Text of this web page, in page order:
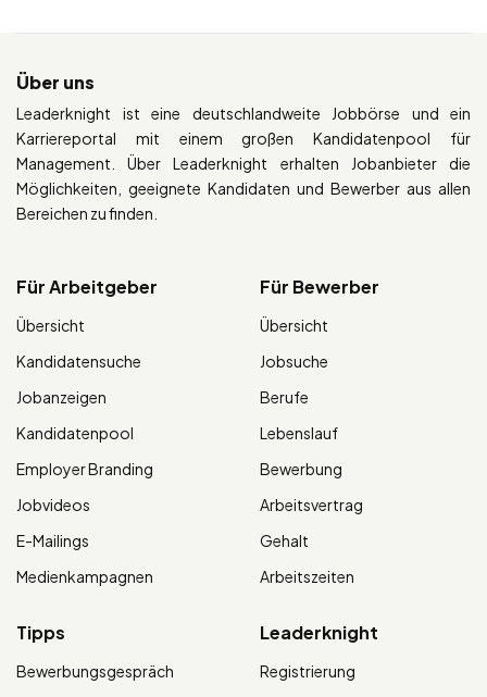
Über uns
Leaderknight ist eine deutschlandweite Jobbörse und ein
Karriereportal mit einem großen Kandidatenpool für
Management. Über Leaderknight erhalten Jobanbieter die
Möglichkeiten, geeignete Kandidaten und Bewerber aus allen
Bereichen zu finden.
Für Arbeitgeber
Übersicht
Kandidatensuche
Jobanzeigen
Kandidatenpool
Employer Branding
Jobvideos
E-Mailings
Medienkampagnen
Für Bewerber
Übersicht
Jobsuche
Berufe
Lebenslauf
Bewerbung
Arbeitsvertrag
Gehalt
Arbeitszeiten
Tipps
Bewerbungsgespräch
Leaderknight
Registrierung